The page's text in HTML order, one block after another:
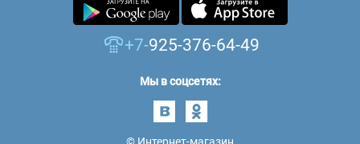
+7-925-376-64-49
Мы в соцсетях: